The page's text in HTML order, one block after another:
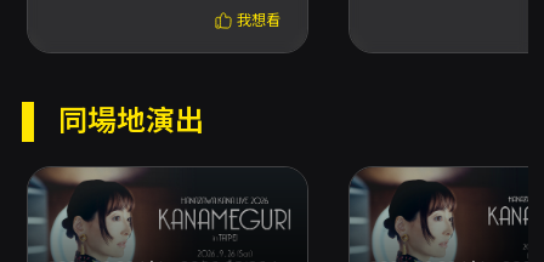
用之退換票方案，僅能在購票後 3 日內申請退
票，並酌收 5% 手續費。未取票與已取票退票方
入場；若有序號空缺不會遞補，但現場實際人數
券，請勿公開或提供 QR Code 給第三人，以免
遭冒領。 - 一人一票、憑票入場；7 歲以下不得
入場。票券視同有價證券，遺失、損毀或無法辨
我想看
同場地演出